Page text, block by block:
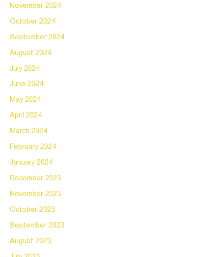
November 2024
October 2024
September 2024
August 2024
July 2024
June 2024
May 2024
April 2024
March 2024
February 2024
January 2024
December 2023
November 2023
October 2023
September 2023
August 2023